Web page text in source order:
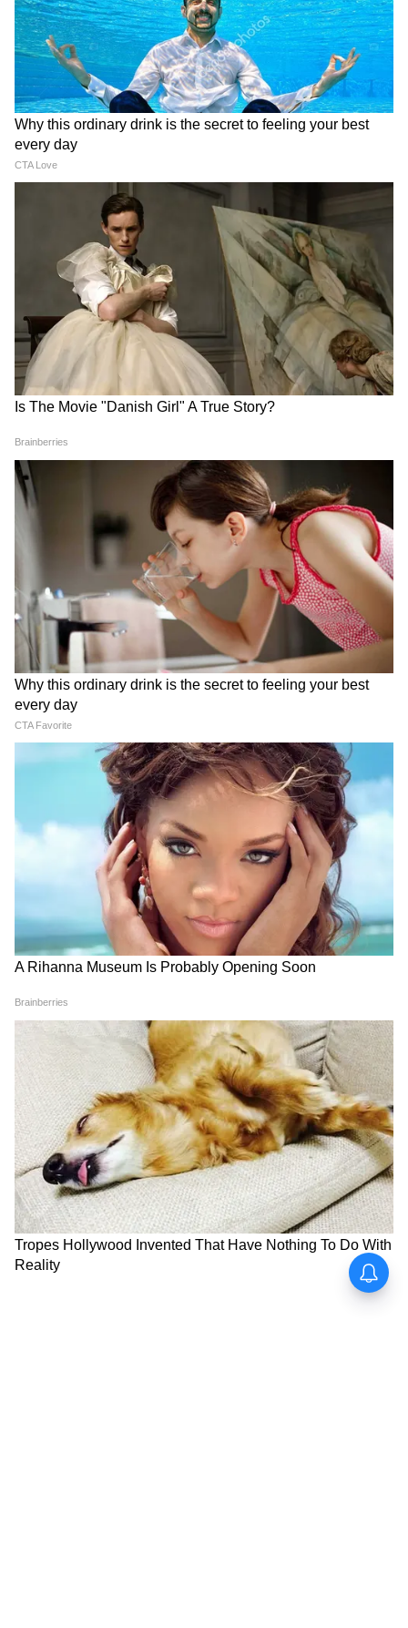
জন্য কেপ ভার্দের ঐতিহাসিক পারফরম্যান্সের খুব
প্রশংসা করেন। তিনি মুগ্ধ হয়ে বলেন, "বলতেই হবে,
এটা অসাধারণ একটা ব্যাপার।"
গ্রিনল্যান্ড নিয়ে ট্রাম্পের রহস্যময় শব্দ এবং হোয়াইট
হাউসের 'খাঁচার লড়াই'-এর সত্যিটা
হট মাইকের সবচেয়ে অবাক করা এবং বিভ্রান্তিকর
মুহূর্তটি ছিল মার্কিন প্রেসিডেন্ট ডোনাল্ড ট্রাম্প এবং
ইউরোপীয় কাউন্সিলের প্রেসিডেন্ট আন্তোনিও
কোস্তার কথোপকথন। মাইক্রোফোনে ট্রাম্পকে হঠাৎ
খুব গম্ভীর গলায় কোস্তাকে বলতে শোনা যায়:
"আপনি বুঝতে পারছেন?" এবং তারপর কিছুক্ষণ
থেমে তিনি শুধু একটি শব্দ বলেন - "গ্রিনল্যান্ড।"
যেহেতু এই কথোপকথনের শুরু বা শেষ রেকর্ড করা
যায়নি, তাই ট্রাম্প কোন প্রসঙ্গে কথা বলছিলেন তা
স্পষ্ট নয়। কিন্তু গ্রিনল্যান্ড কেনার বিষয়ে ট্রাম্পের
পুরনো মন্তব্যের জন্য ডেনমার্ক-সহ অনেক
ইউরোপীয় দেশ আগেই তীব্র সমালোচনা করেছে।
এর ঠিক পরেই, ট্রাম্প কূটনৈতিক আলোচনা ঘুরিয়ে
দিয়ে রবিবার হোয়াইট হাউসে অনুষ্ঠিত UFC
(আলটিমেট ফাইটিং চ্যাম্পিয়নশিপ) ইভেন্ট এবং
খাঁচার ধারে বসে খেলা দেখার অভিজ্ঞতা নিয়ে কথা
বলতে শুরু করেন।
সাইকেল, ৪৭ নম্বর জার্সি এবং চ্যান্সেলরের শেষ
গোপন বার্তা
এই শীর্ষ সম্মেলনে কূটনৈতিক উপহার বিনিময়ের
বিষয়টিও সবার নজর কেড়েছে। ফরাসি প্রেসিডেন্ট
ম্যাক্রোঁ আগামী বছরের 'সাইক্লিং ওয়ার্ল্ড
চ্যাম্পিয়নশিপ'-এর প্রচারের জন্য সমস্ত নেতাকে
বিশেষভাবে তৈরি সাইকেল উপহার দেন। যদিও,
ট্রাম্পের এই উপহার পেয়ে কী প্রতিক্রিয়া ছিল, তা
মাইকে রেকর্ড হয়নি। সবচেয়ে মজার মুহূর্ত ছিল
যখন জার্মান চ্যান্সেলর মার্জ ট্রাম্পকে জার্মানির
জাতীয় ফুটবল দলের একটি জার্সি উপহার দেন,
যেখানে ট্রাম্পের নাম এবং তাঁর প্রেসিডেন্ট নম্বর
'৪৭' লেখা ছিল। ট্রাম্প হেসে সেই শার্টটি দেখান।
পরে মার্জ সোশ্যাল মিডিয়ায় এই ছবিটি শেয়ার
করে একটি গভীর কৌশলগত বার্তা লেখেন - "শেষ
পর্যন্ত, আমরা তো একই দলে।" এই হট-মাইক ফাঁস
প্রমাণ করে দিয়েছে যে ক্যামেরার আড়ালেও বিশ্বের
এই বড় বড় নেতাদের প্রতিটি পদক্ষেপের ওপর ভাগ্য